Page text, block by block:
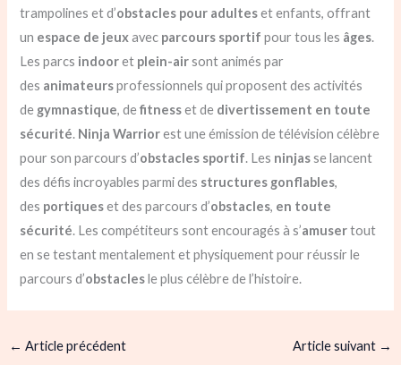
trampolines et d’obstacles pour adulteset enfants, offrant
un espace de jeuxavec parcours sportif pour tous les âges.
Les parcs indooret plein-airsont animés par
des animateursprofessionnels qui proposent des activités
de gymnastique, defitnesset de divertissement en toute
sécurité. Ninja Warriorest une émission de télévision célèbre
pour son parcours d’obstacles sportif. Les ninjasse lancent
des défis incroyables parmi des structures gonflables,
des portiqueset des parcours d’obstacles, en toute
sécurité. Les compétiteurs sont encouragés à s’amusertout
en se testant mentalement et physiquement pour réussir le
parcours d’obstaclesle plus célèbre de l’histoire.
← Article précédent Article suivant →